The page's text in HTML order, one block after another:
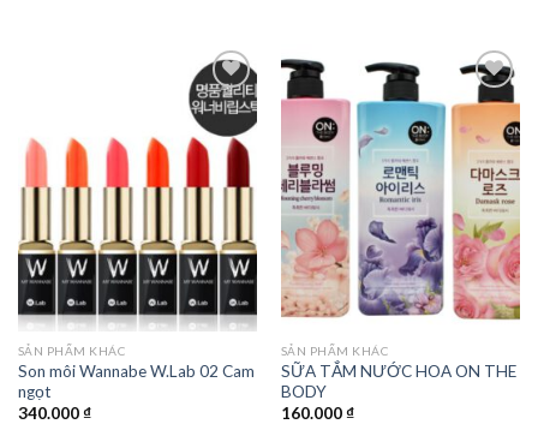
Add to
wishlist
SẢN PHẨM KHÁC
Son môi Wannabe W.Lab 02 Cam
ngọt
340.000₫
Add to
wishlist
SẢN PHẨM KHÁC
SỮA TẮM NƯỚC HOA ON THE
BODY
160.000₫